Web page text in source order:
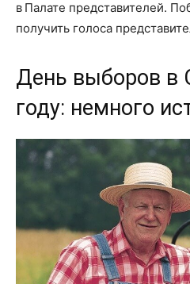
в Палате представителей.
получить голоса
День выборов в
году: немного